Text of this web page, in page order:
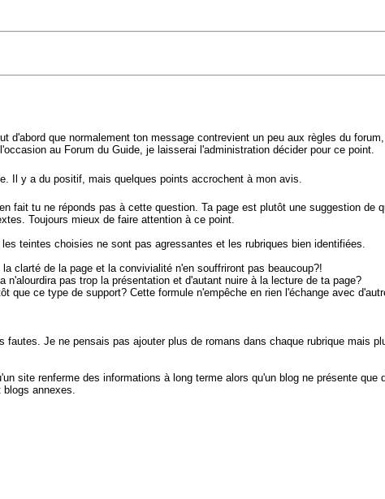
d'abord que normalement ton message contrevient un peu aux règles du
au Forum du Guide, je laisserai l'administration décider pour ce point.
Il y a du positif, mais quelques points accrochent à mon avis.
fait tu ne réponds pas à cette question. Ta page est plutôt une suggestion de
Toujours mieux de faire attention à ce point.
teintes choisies ne sont pas agressantes et les rubriques bien identifiées.
clarté de la page et la convivialité n'en souffriront pas beaucoup?!
pas trop la présentation et d'autant nuire à la lecture de ta page?
ce type de support? Cette formule n'empêche en rien l'échange avec
Je ne pensais pas ajouter plus de romans dans chaque rubrique mais
site renferme des informations à long terme alors qu'un blog ne présente
annexes.